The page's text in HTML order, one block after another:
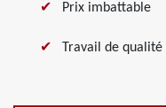
Prix imbattable
Travail de qualité